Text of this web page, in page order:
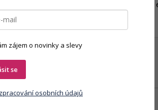
s čistým odrůdovým projevem, živou
zájem o novinky a slevy
se
osobních údajů